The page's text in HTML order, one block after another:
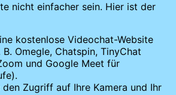
nicht einfacher sein. Hier ist der
kostenlose Videochat-Website
Omegle, Chatspin, TinyChat
und Google Meet für
den Zugriff auf Ihre Kamera und Ihr